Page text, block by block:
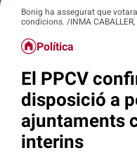
Bonig ha assegurat que
condicions. /INMA CABALLER,
Política
El PPCV
disposició a
ajuntaments
interins